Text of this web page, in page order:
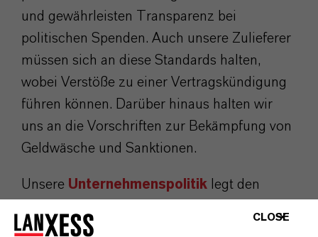
und gewährleisten Transparenz bei
politischen Spenden. Auch unsere Zulieferer
müssen sich an diese Standards halten,
wobei Verstöße zu einer Vertragskündigung
führen können. Darüber hinaus halten wir
uns an die Vorschriften zur Bekämpfung von
Geldwäsche und Sanktionen.
Unsere Unternehmenspolitik legt den
Umweltverantwortung und betont die
CLOSE